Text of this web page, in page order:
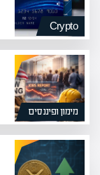
Crypto
מימון ופיננסים